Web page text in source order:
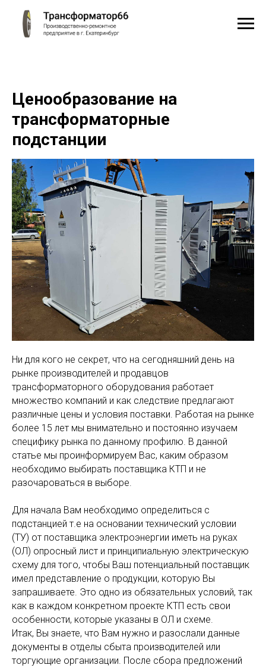
Ценообразование на
трансформаторные
подстанции
Ни для кого не секрет, что на сегодняшний день на
рынке производителей и продавцов
трансформаторного оборудования работает
множество компаний и как следствие предлагают
различные цены и условия поставки. Работая на рынке
более 15 лет мы внимательно и постоянно изучаем
специфику рынка по данному профилю. В данной
статье мы проинформируем Вас, каким образом
необходимо выбирать поставщика КТП и не
разочароваться в выборе.
Для начала Вам необходимо определиться с
подстанцией т.е на основании технический условии
(ТУ) от поставщика электроэнергии иметь на руках
(ОЛ) опросный лист и принципиальную электрическую
схему для того, чтобы Ваш потенциальный поставщик
имел представление о продукции, которую Вы
запрашиваете. Это одно из обязательных условий, так
как в каждом конкретном проекте КТП есть свои
особенности, которые указаны в ОЛ и схеме.
Итак, Вы знаете, что Вам нужно и разослали данные
документы в отделы сбыта производителей или
торгующие организации. После сбора предложений